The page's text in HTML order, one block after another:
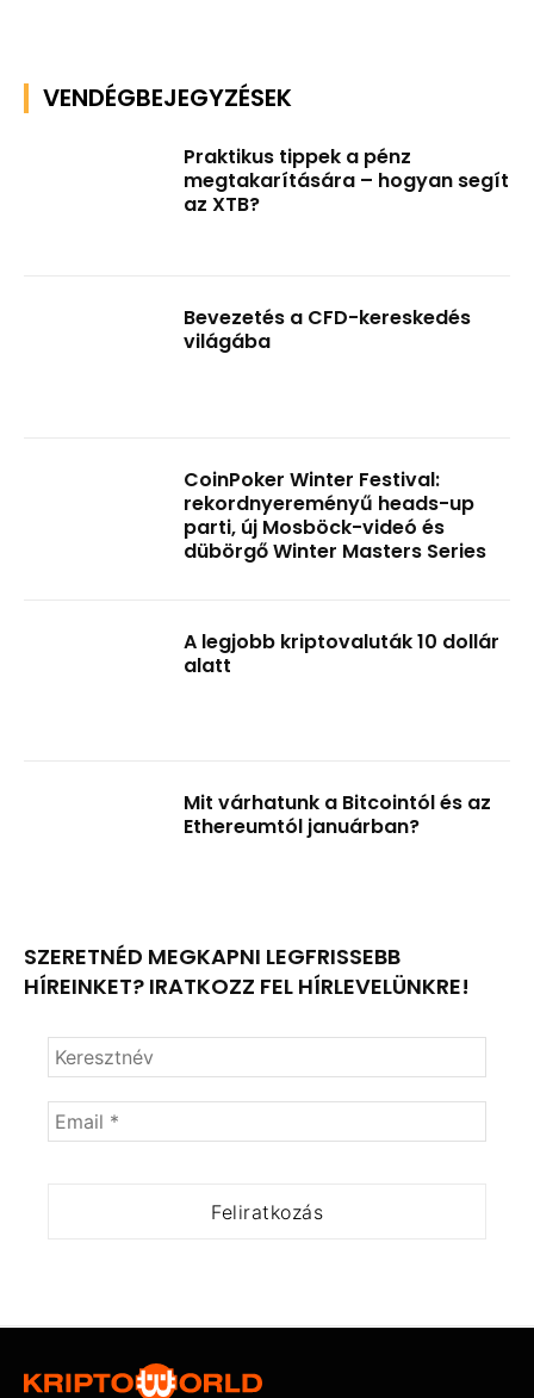
VENDÉGBEJEGYZÉSEK
Praktikus tippek a pénz
megtakarítására – hogyan segít
az XTB?
Bevezetés a CFD-kereskedés
világába
CoinPoker Winter Festival:
rekordnyereményű heads-up
parti, új Mosböck-videó és
dübörgő Winter Masters Series
A legjobb kriptovaluták 10 dollár
alatt
Mit várhatunk a Bitcointól és az
Ethereumtól januárban?
SZERETNÉD MEGKAPNI LEGFRISSEBB
HÍREINKET? IRATKOZZ FEL HÍRLEVELÜNKRE!